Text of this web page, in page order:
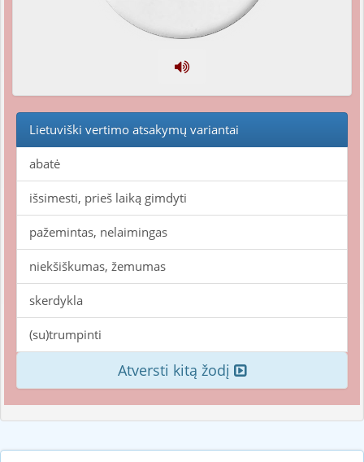
Lietuviški vertimo atsakymų variantai
abatė
išsimesti, prieš laiką gimdyti
pažemintas, nelaimingas
niekšiškumas, žemumas
skerdykla
(su)trumpinti
Atversti kitą žodį